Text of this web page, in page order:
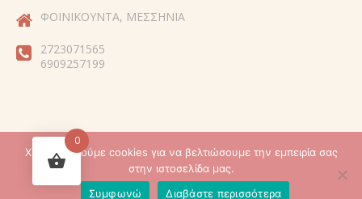
ΦΟΙΝΙΚΟΎΝΤΑ, ΜΕΣΣΗΝΊΑ
2723071565
6909257199
Created by
0
Χρησιμοποιούμε cookies για να βελτιώσουμε την εμπειρία σας
στην ιστοσελίδα μας.
Συμφωνώ
Διαβάστε περισσότερα